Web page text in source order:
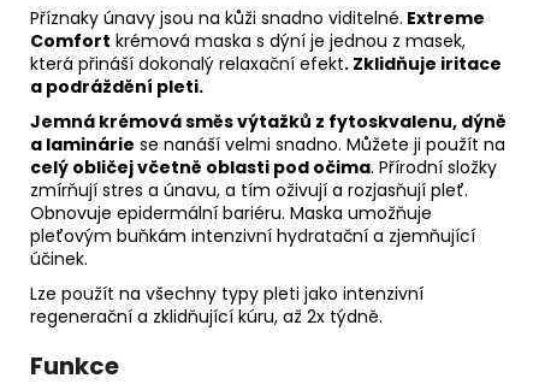
Příznaky únavy jsou na kůži snadno viditelné. Extreme
Comfort krémová maska s dýní je jednou z masek,
která přináší dokonalý relaxační efekt. Zklidňuje iritace
a podráždění pleti.
Jemná krémová směs výtažků z fytoskvalenu, dýně
a laminárie se nanáší velmi snadno. Můžete ji použít na
celý obličej včetně oblasti pod očima. Přírodní složky
zmírňují stres a únavu, a tím oživují a rozjasňují pleť.
Obnovuje epidermální bariéru. Maska umožňuje
pleťovým buňkám intenzivní hydratační a zjemňující
účinek.
Lze použít na všechny typy pleti jako intenzivní
regenerační a zklidňující kúru, až 2x týdně.
Funkce
AGE
DEFENSE
DENNÍ
KRÉM
S
PEPTIDY
50
ML
HOME